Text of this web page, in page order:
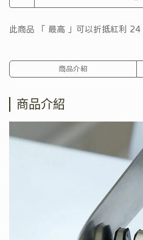
此商品 「 最高 」可以折抵紅利 24
商品介紹
商品介紹